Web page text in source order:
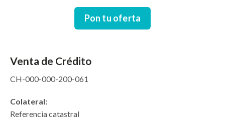
Pon tu oferta
Venta de Crédito
CH-000-000-200-061
Colateral:
Referencia catastral